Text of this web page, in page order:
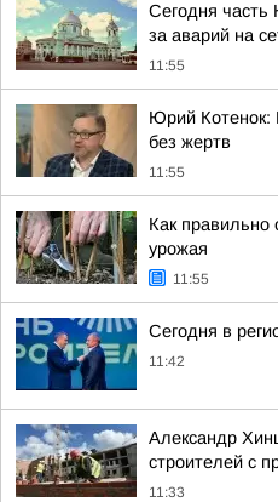
Сегодня часть
за аварий на
11:55
Юрий Котенок:
без жертв
11:55
Как правильно
урожая
11:55
Сегодня в
11:42
Александр
строителей с
11:33